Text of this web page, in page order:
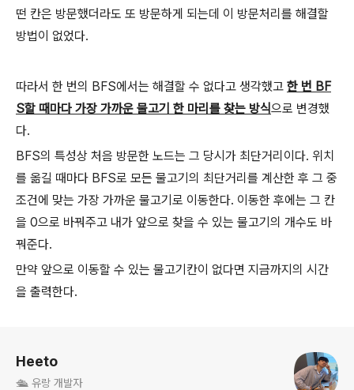
떤 칸은 방문했더라도 또 방문하게 되는데 이 방문처리를 해결할
방법이 없었다.
따라서 한 번의 BFS에서는 해결할 수 없다고 생각했고 한 번 BF
S할 때마다 가장 가까운 물고기 한 마리를 찾는 방식으로 변경했
다.
BFS의 특성상 처음 방문한 노드는 그 당시가 최단거리이다. 위치
를 옮길 때마다 BFS로 모든 물고기의 최단거리를 계산한 후 그 중
조건에 맞는 가장 가까운 물고기로 이동한다. 이동한 후에는 그 칸
을 0으로 바꿔주고 내가 앞으로 찾을 수 있는 물고기의 개수도 바
꿔준다.
만약 앞으로 이동할 수 있는 물고기칸이 없다면 지금까지의 시간
을 출력한다.
Heeto
🛳️ 유랑 개발자